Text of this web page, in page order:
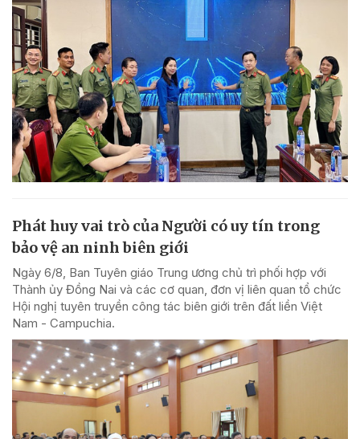
Phát huy vai trò của Người có uy tín trong
bảo vệ an ninh biên giới
Ngày 6/8, Ban Tuyên giáo Trung ương chủ trì phối hợp với
Thành ủy Đồng Nai và các cơ quan, đơn vị liên quan tổ chức
Hội nghị tuyên truyền công tác biên giới trên đất liền Việt
Nam - Campuchia.